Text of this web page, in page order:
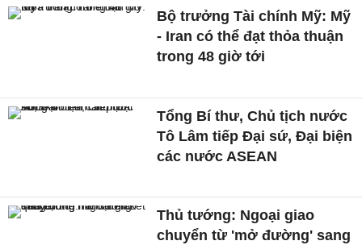
Bộ trưởng Tài chính Mỹ: Mỹ
- Iran có thể đạt thỏa thuận
trong 48 giờ tới
Tổng Bí thư, Chủ tịch nước
Tô Lâm tiếp Đại sứ, Đại biện
các nước ASEAN
Thủ tướng: Ngoại giao
chuyển từ 'mở đường' sang